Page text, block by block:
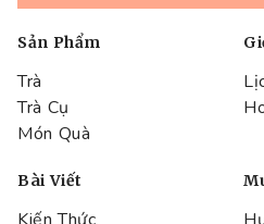
Sản Phẩm
Trà
Trà Cụ
Món Quà
Bài Viết